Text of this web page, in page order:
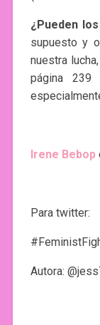
¿Pueden
supuesto y
nuestra
página 239
Irene Bebop
Para twitter:
Autora: